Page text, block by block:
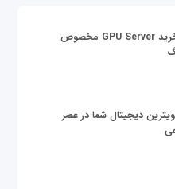
قیمت سرور گرافیکی | خرید GPU Server مخصوص
دیجیتال شما در عصر